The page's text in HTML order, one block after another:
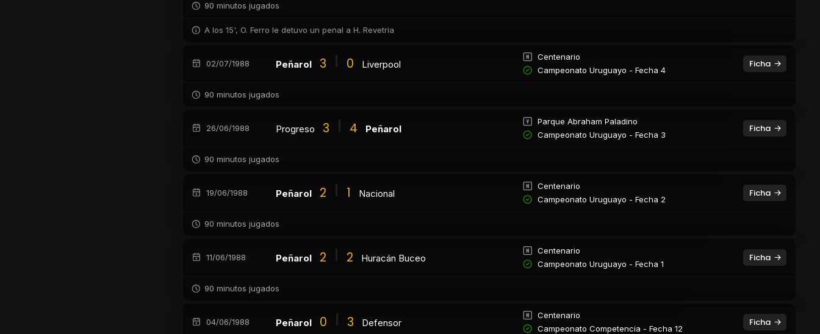
90 minutos jugados
A los 15', O. Ferro le detuvo un penal a H. Revetria
02/07/1988 Peñarol 3 0 Liverpool
Centenario
Campeonato Uruguayo - Fecha 4
Ficha
90 minutos jugados
26/06/1988 Progreso 3 4 Peñarol
Parque Abraham Paladino
Campeonato Uruguayo - Fecha 3
Ficha
90 minutos jugados
19/06/1988 Peñarol 2 1 Nacional
Centenario
Campeonato Uruguayo - Fecha 2
Ficha
90 minutos jugados
11/06/1988 Peñarol 2 2 Huracán Buceo
Centenario
Campeonato Uruguayo - Fecha 1
Ficha
90 minutos jugados
04/06/1988 Peñarol 0 3 Defensor
Centenario
Campeonato Competencia - Fecha 12
Ficha